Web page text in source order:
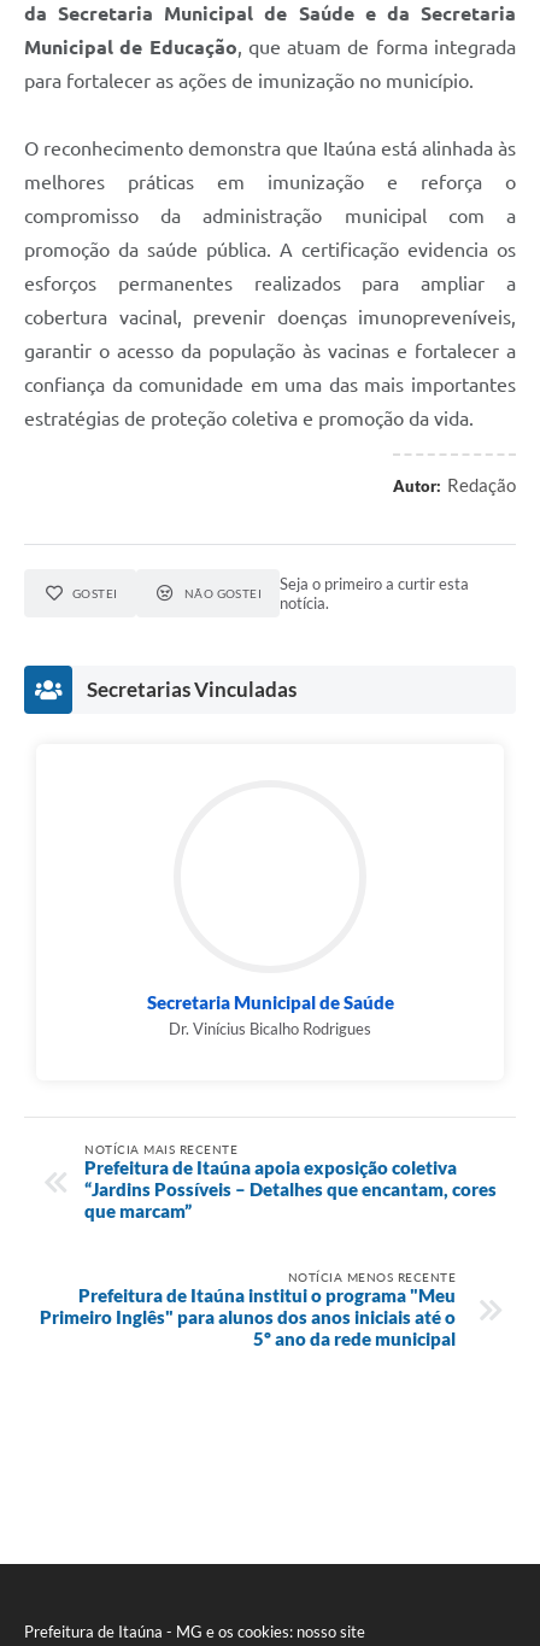
Prefeitura de Itaúna - MG e os cookies: nosso site
da Secretaria Municipal de Saúde e da Secretaria
Municipal de Educação , que atuam de forma integrada
para fortalecer as ações de imunização no município.
O reconhecimento demonstra que Itaúna está alinhada às
melhores práticas em imunização e reforça o
compromisso da administração municipal com a
promoção da saúde pública. A certificação evidencia os
esforços permanentes realizados para ampliar a
cobertura vacinal, prevenir doenças imunopreveníveis,
garantir o acesso da população às vacinas e fortalecer a
confiança da comunidade em uma das mais importantes
estratégias de proteção coletiva e promoção da vida.
Autor: Redação
GOSTEI NÃO GOSTEI
Seja o primeiro a curtir esta
notícia.
Secretarias Vinculadas
Secretaria Municipal de Saúde
Dr. Vinícius Bicalho Rodrigues
NOTÍCIA MAIS RECENTE
Prefeitura de Itaúna apoia exposição coletiva
“Jardins Possíveis – Detalhes que encantam, cores
que marcam”
NOTÍCIA MENOS RECENTE
Prefeitura de Itaúna institui o programa "Meu
Primeiro Inglês" para alunos dos anos iniciais até o
5º ano da rede municipal